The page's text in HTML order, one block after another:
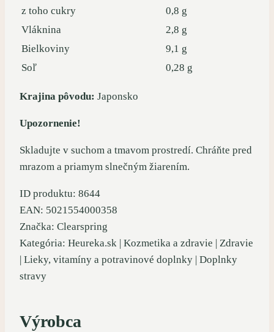
z toho cukry
0,8 g
Vláknina
2,8 g
Bielkoviny
9,1 g
Soľ
0,28 g
Krajina pôvodu: Japonsko
Upozornenie!
Skladujte v suchom a tmavom prostredí. Chráňte pred
mrazom a priamym slnečným žiarením.
ID produktu: 8644
EAN: 5021554000358
Značka: Clearspring
Kategória: Heureka.sk | Kozmetika a zdravie | Zdravie
| Lieky, vitamíny a potravinové doplnky | Doplnky
stravy
Výrobca